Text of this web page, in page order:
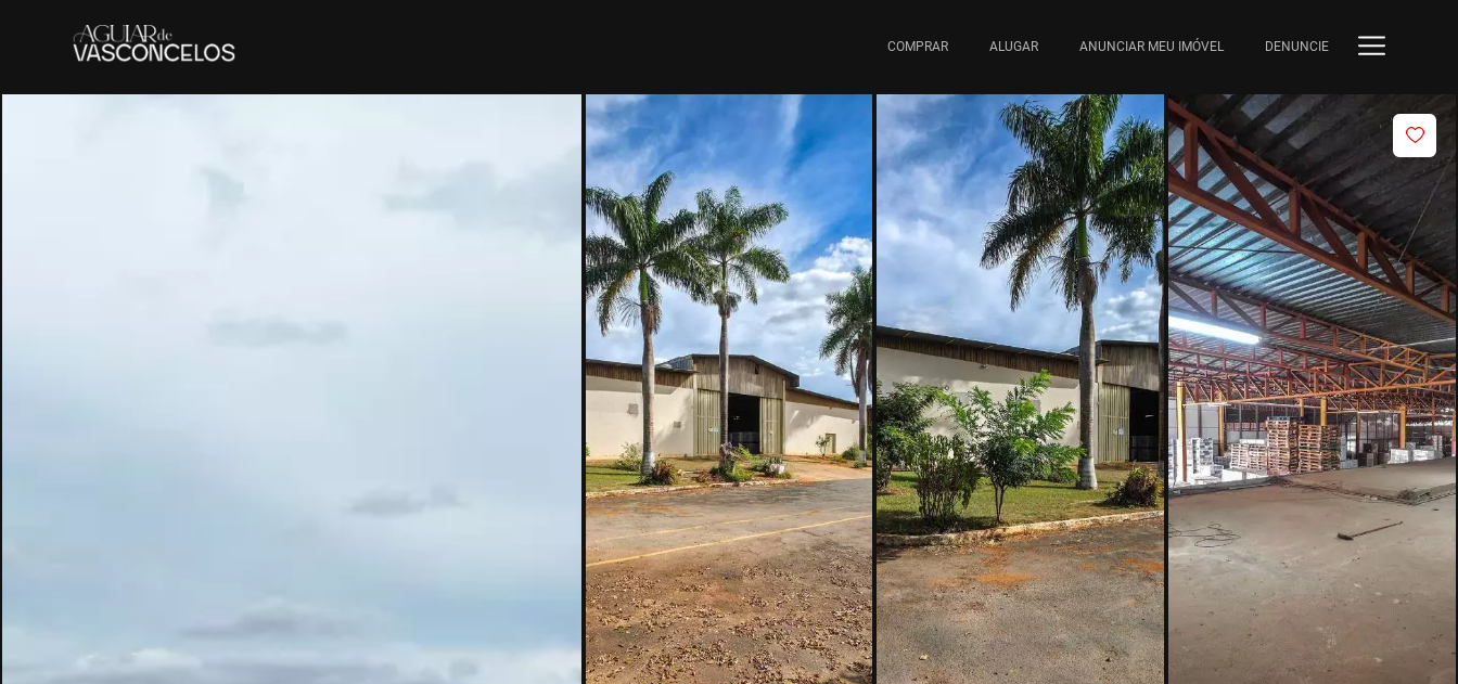
COMPRAR ALUGAR ANUNCIAR MEU IMÓVEL DENUNCIE